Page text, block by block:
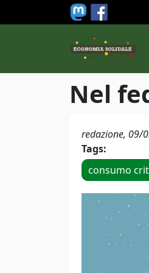
Salta al contenuto principale
Nel
redazione, 09/
Tags:
consumo